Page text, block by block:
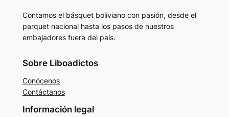
Contamos el básquet boliviano con pasión, desde el
parquet nacional hasta los pasos de nuestros
embajadores fuera del país.
Sobre Liboadictos
Conócenos
Contáctanos
Información legal